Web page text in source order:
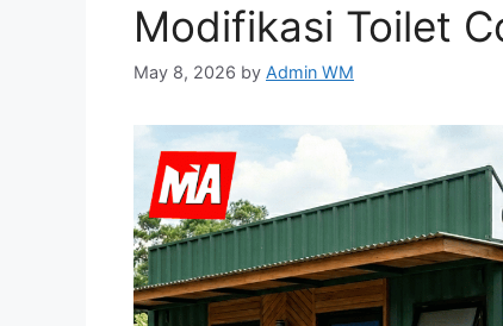
Modifikasi Toilet
May 8, 2026 by Admin WM